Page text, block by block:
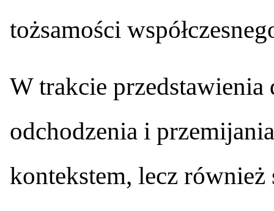
tożsamości
W trakcie przedstawienia
odchodzenia i
kontekstem, lecz